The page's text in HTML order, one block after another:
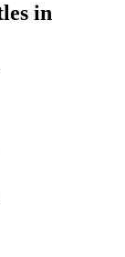
in